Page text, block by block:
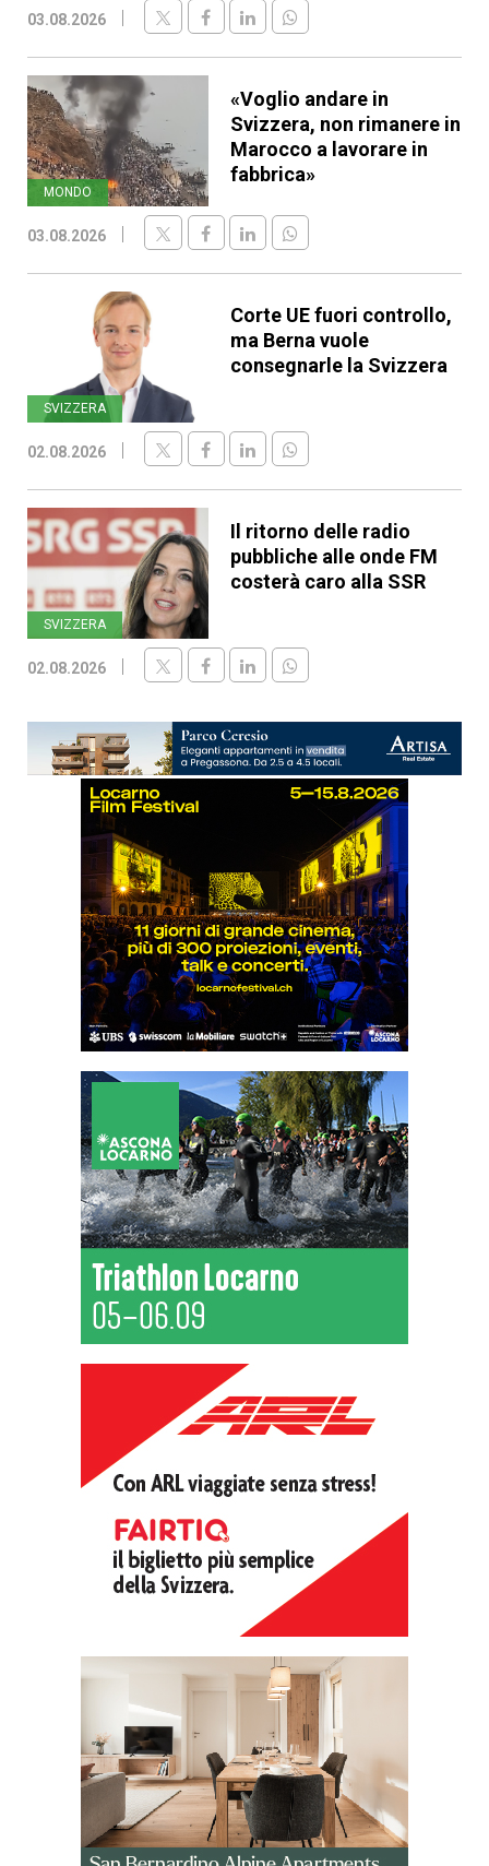
03.08.2026
MONDO
«Voglio andare in
Svizzera, non rimanere in
Marocco a lavorare in
fabbrica»
03.08.2026
SVIZZERA
Corte UE fuori controllo,
ma Berna vuole
consegnarle la Svizzera
02.08.2026
SVIZZERA
Il ritorno delle radio
pubbliche alle onde FM
costerà caro alla SSR
02.08.2026